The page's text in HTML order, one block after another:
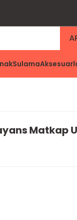
Sulama
Matkap